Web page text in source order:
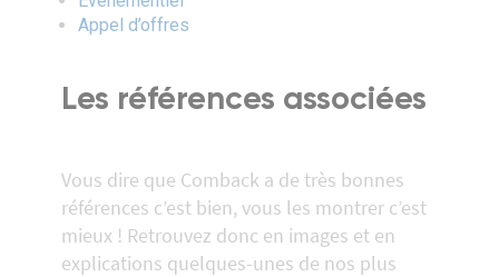
Appel d’offres
Les références associées
Vous dire que Comback a de très bonnes
références c’est bien, vous les montrer c’est
mieux ! Retrouvez donc en images et en
explications quelques-unes de nos plus